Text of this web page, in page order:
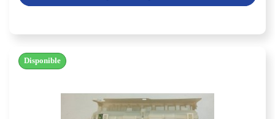
Disponible